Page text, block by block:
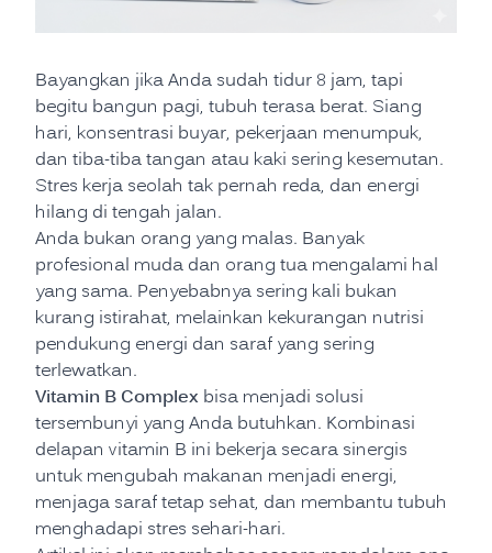
Bayangkan jika Anda sudah tidur 8 jam, tapi
begitu bangun pagi, tubuh terasa berat. Siang
hari, konsentrasi buyar, pekerjaan menumpuk,
dan tiba-tiba tangan atau kaki sering kesemutan.
Stres kerja seolah tak pernah reda, dan energi
hilang di tengah jalan.
Anda bukan orang yang malas. Banyak
profesional muda dan orang tua mengalami hal
yang sama. Penyebabnya sering kali bukan
kurang istirahat, melainkan kekurangan nutrisi
pendukung energi dan saraf yang sering
terlewatkan.
Vitamin B Complex bisa menjadi solusi
tersembunyi yang Anda butuhkan. Kombinasi
delapan vitamin B ini bekerja secara sinergis
untuk mengubah makanan menjadi energi,
menjaga saraf tetap sehat, dan membantu tubuh
menghadapi stres sehari-hari.